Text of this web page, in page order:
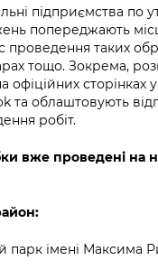
діяльність
і наука Києва
установи,
Relations
For foreigners
спадщини
та Захисниць
Київ
внутрішньо
міській
рівень»
воєнного стану
розпорядників
запитів
споживачів
Києва
under martial law
медіа / Contacts
підприємства по
попереджають
проведення таких
тощо. Зокрема,
офіційних сторінках
та облаштовують
робіт.
вже проведені на
парк імені Максима